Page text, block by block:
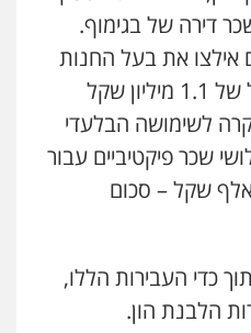
מעצרים וחקירות
סמים והימורים
ומעצרים צווארון לבן והונאה
דירה של בגימוף.
אילצו את בעל החנות
לקחת הלוואות בסך כולל של 1.1 מיליון שקל
לשימושה הבלעדי
שכר פיקטיביים עבור
בסך כולל של 60 אלף שקל – סכום
כדי העבירות הללו,
הלבנת הון.